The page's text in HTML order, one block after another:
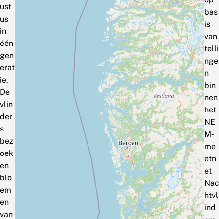
ust
us
in
één
gen
erat
ie.
De
vlin
der
s
bez
oek
en
blo
em
en
van
bas
is
van
telli
nge
n
bin
nen
het
NE
M‑
me
etn
et
Nac
htvl
ind